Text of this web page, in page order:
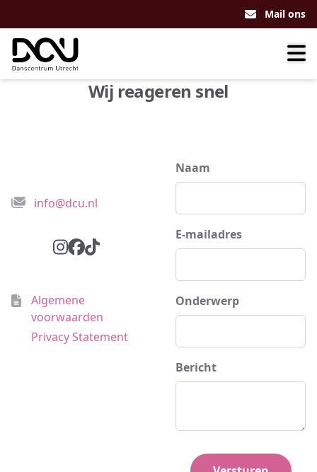
Mail ons
Wij reageren snel
Danscentrum Utrecht
info@dcu.nl
instagram
facebook
tiktok
Algemene
voorwaarden
Privacy Statement
Naam
E-mailadres
Onderwerp
Bericht